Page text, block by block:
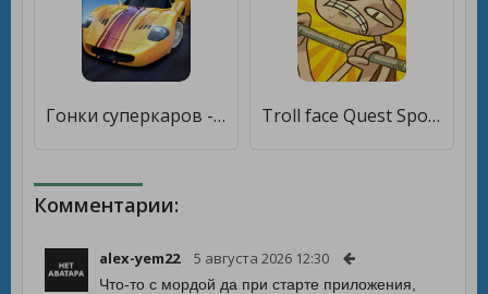
Гонки суперкаров - Sports Car Racing [Мод меню] Troll face Quest Sports puzzle [Мод меню]
Комментарии:
alex-yem22 5 августа 2026 12:30
Что-то с мордой да при старте приложения,